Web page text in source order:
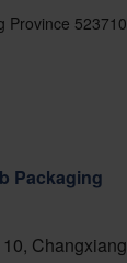
Province 523710
Packaging
Changxiang